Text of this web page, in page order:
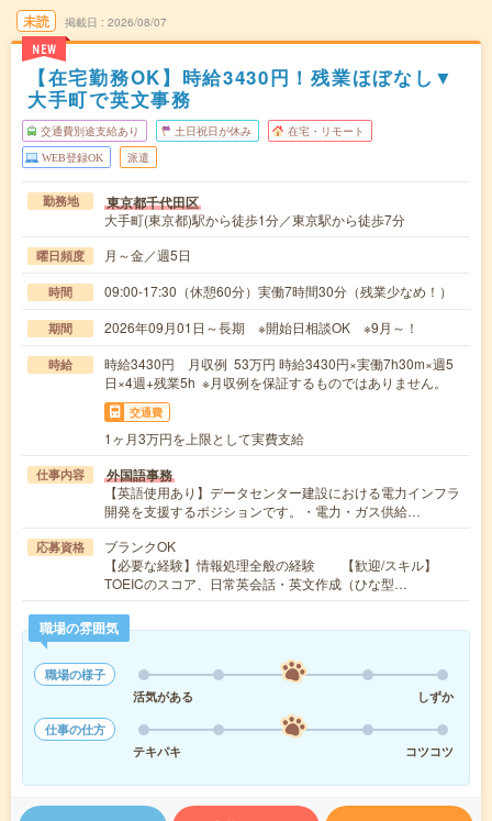
未読
NEW
掲載日 2026/08/07
【在宅勤務OK】時給3430円！残業ほぼなし▼
大手町で英文事務
交通費別途支給あり 土日祝日が休み 在宅・リモート
WEB登録OK 派遣
勤務地 東京都千代田区
大手町(東京都)駅から徒歩1分／東京駅から徒歩7分
曜日頻度 月～金／週5日
時間 09:00-17:30（休憩60分）実働7時間30分（残業少なめ！）
期間 2026年09月01日～長期 ※開始日相談OK ※9月～！
時給
時給3430円 月収例 53万円 時給3430円×実働7h30m×週5
日×4週+残業5h ※月収例を保証するものではありません。
交通費
1ヶ月3万円を上限として実費支給
仕事内容 外国語事務
【英語使用あり】データセンター建設における電力インフラ
開発を支援するポジションです。・電力・ガス供給…
応募資格
ブランクOK
【必要な経験】情報処理全般の経験 【歓迎/スキル】
TOEICのスコア、日常英会話・英文作成（ひな型…
職場の雰囲気
職場の様子
活気がある
しずか
仕事の仕方
テキパキ
コツコツ